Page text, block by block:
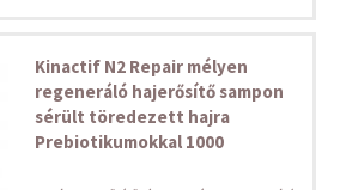
Kinactif N2 Repair mélyen
regeneráló hajerősítő sampon
sérült töredezett hajra
Prebiotikumokkal 1000